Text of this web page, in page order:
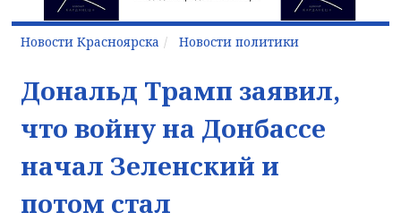
Новости Красноярска Новости политики
Дональд Трамп заявил,
что войну на Донбассе
начал Зеленский и
потом стал